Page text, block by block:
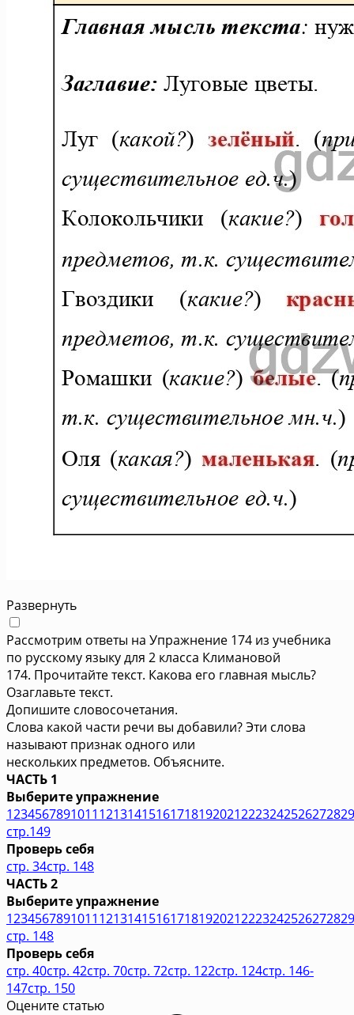
Развернуть
Рассмотрим ответы на Упражнение 174 из учебника
по русскому языку для 2 класса Климановой
174. Прочитайте текст. Какова его главная мысль?
Озаглавьте текст.
Допишите словосочетания.
Слова какой части речи вы добавили? Эти слова
называют признак одного или
нескольких предметов. Объясните.
ЧАСТЬ 1
Выберите упражнение
1234567891011121314151617181920212223242526272829
стр.149
Проверь себя
стр. 34стр. 148
ЧАСТЬ 2
Выберите упражнение
1234567891011121314151617181920212223242526272829
стр. 148
Проверь себя
стр. 40стр. 42стр. 70стр. 72стр. 122стр. 124стр. 146-
147стр. 150
Оцените статью